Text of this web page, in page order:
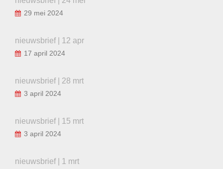
29 mei 2024
nieuwsbrief | 12 apr
17 april 2024
nieuwsbrief | 28 mrt
3 april 2024
nieuwsbrief | 15 mrt
3 april 2024
nieuwsbrief | 1 mrt